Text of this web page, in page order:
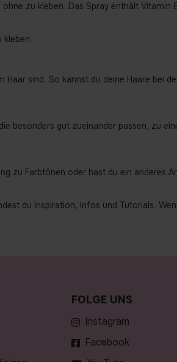
zu kleben. Das Spray enthält Vitamin
kleben.
sind. So kannst du deine Haare
besonders gut zueinander passen, zu
zu Farbtönen oder hast du ein anderes
du Inspiration, Infos und Tutorials.
FOLGE UNS
Instagram
Facebook